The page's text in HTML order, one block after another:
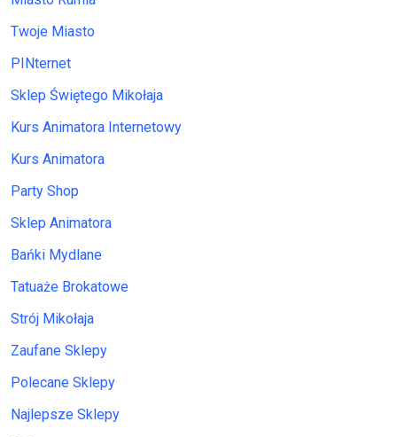
Twoje Miasto
PINternet
Sklep Świętego Mikołaja
Kurs Animatora Internetowy
Kurs Animatora
Party Shop
Sklep Animatora
Bańki Mydlane
Tatuaże Brokatowe
Strój Mikołaja
Zaufane Sklepy
Polecane Sklepy
Najlepsze Sklepy